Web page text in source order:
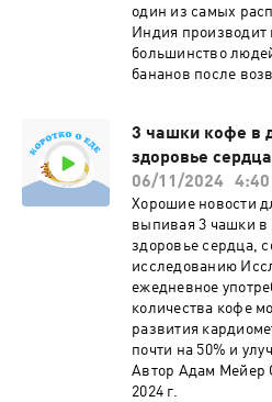
задумывались,
один из самых
Индия производит
большинство
бананов после
случае с любым
мытье бананов -
избавить их от
видеть в своем
микробов,
жучков. Это может
толстой кожуры
отбрасывается, но
банан или
могут попасть на
едите.
3 чашки кофе в
здоровье сердца
06/11/2024
4:40
Хорошие новости
выпивая 3 чашки в
здоровье сердца,
исследованию Исследование показывает, что
ежедневное
количества кофе
развития
почти на 50% и
Автор Адам Мейер
2024 г.